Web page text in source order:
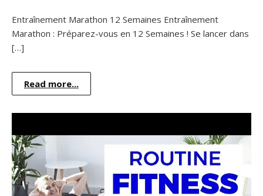
Entraînement Marathon 12 Semaines Entraînement
Marathon : Préparez-vous en 12 Semaines ! Se lancer dans
[…]
Read more...